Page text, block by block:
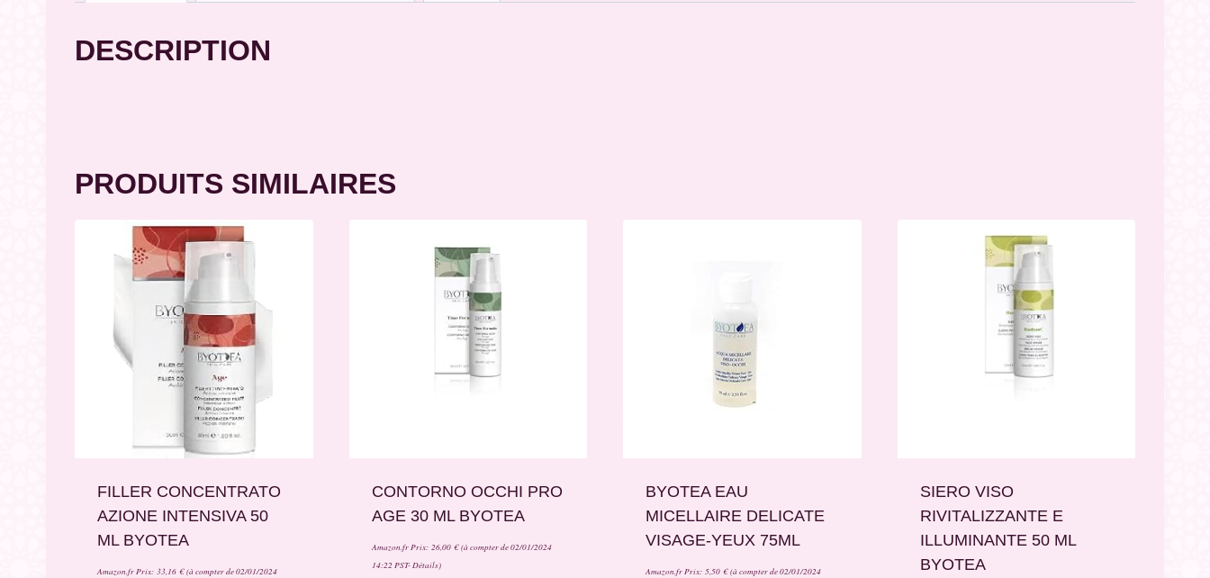
DESCRIPTION
PRODUITS SIMILAIRES
FILLER CONCENTRATO
AZIONE INTENSIVA 50
ML BYOTEA
Amazon.fr Prix: 33,16 €(à compter de 02/01/2024
CONTORNO OCCHI PRO
AGE 30 ML BYOTEA
Amazon.fr Prix: 26,00 €(à compter de 02/01/2024
14:22 PST-Détails)
BYOTEA EAU
MICELLAIRE DELICATE
VISAGE-YEUX 75ML
Amazon.fr Prix: 5,50 €(à compter de 02/01/2024
SIERO VISO
RIVITALIZZANTE E
ILLUMINANTE 50 ML
BYOTEA